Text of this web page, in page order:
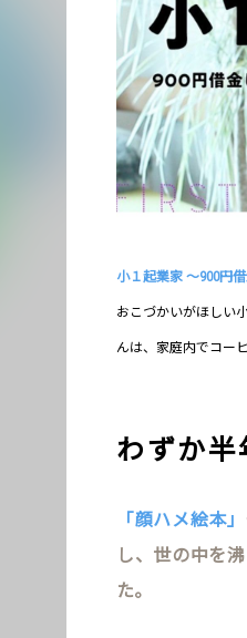
小１起業家 〜900円
おこづかいがほしい
んは、家庭内でコー
わずか半
「顔ハメ絵本」
し、世の中を
た。